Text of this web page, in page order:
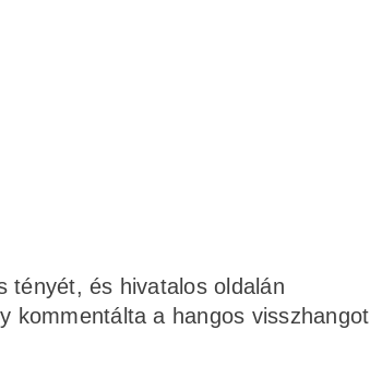
tényét, és hivatalos oldalán
kommentálta a hangos visszhangot